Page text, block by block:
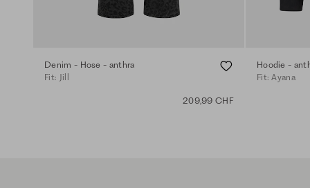
Denim - Hose - anthra
Fit: Jill
209,99 CHF
Hoodie -
Fit: Ayana